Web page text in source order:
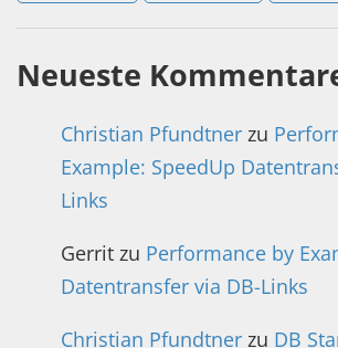
Neueste
Christian Pfundtner zu
Example: SpeedUp
Links
Gerrit zu Performance by
Datentransfer via DB-Links
Christian Pfundtner zu DB